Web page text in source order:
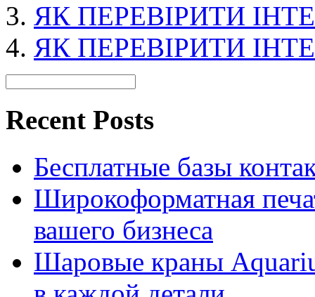
ЯК ПЕРЕВІРИТИ
ЯК ПЕРЕВІРИТИ
Recent Posts
Бесплатные базы
Широкоформатная
вашего бизнеса
Шаровые краны